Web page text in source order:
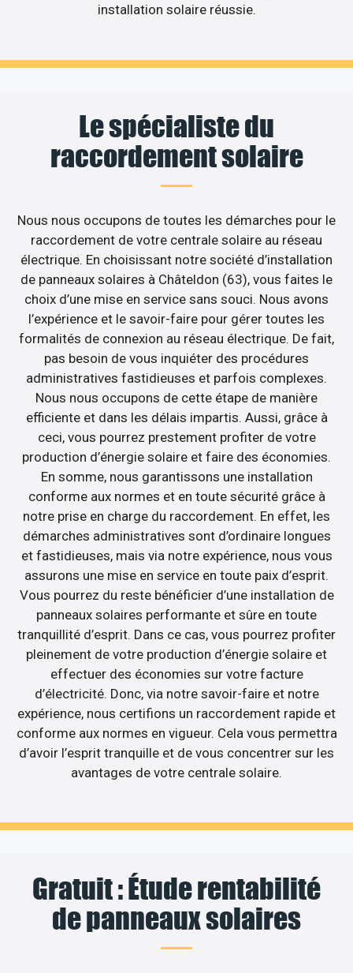
installation solaire réussie.
Le spécialiste du
raccordement solaire
Nous nous occupons de toutes les démarches pour le
raccordement de votre centrale solaire au réseau
électrique. En choisissant notre société d’installation
de panneaux solaires à Châteldon (63), vous faites le
choix d’une mise en service sans souci. Nous avons
l’expérience et le savoir-faire pour gérer toutes les
formalités de connexion au réseau électrique. De fait,
pas besoin de vous inquiéter des procédures
administratives fastidieuses et parfois complexes.
Nous nous occupons de cette étape de manière
efficiente et dans les délais impartis. Aussi, grâce à
ceci, vous pourrez prestement profiter de votre
production d’énergie solaire et faire des économies.
En somme, nous garantissons une installation
conforme aux normes et en toute sécurité grâce à
notre prise en charge du raccordement. En effet, les
démarches administratives sont d’ordinaire longues
et fastidieuses, mais via notre expérience, nous vous
assurons une mise en service en toute paix d’esprit.
Vous pourrez du reste bénéficier d’une installation de
panneaux solaires performante et sûre en toute
tranquillité d’esprit. Dans ce cas, vous pourrez profiter
pleinement de votre production d’énergie solaire et
effectuer des économies sur votre facture
d’électricité. Donc, via notre savoir-faire et notre
expérience, nous certifions un raccordement rapide et
conforme aux normes en vigueur. Cela vous permettra
d’avoir l’esprit tranquille et de vous concentrer sur les
avantages de votre centrale solaire.
Gratuit : Étude rentabilité
de panneaux solaires